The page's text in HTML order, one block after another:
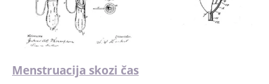
Menstruacija skozi čas